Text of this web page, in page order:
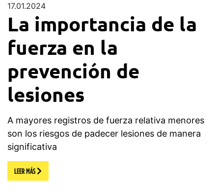
17.01.2024
La importancia de la
fuerza en la
prevención de
lesiones
A mayores registros de fuerza relativa menores
son los riesgos de padecer lesiones de manera
significativa
LEER MÁS